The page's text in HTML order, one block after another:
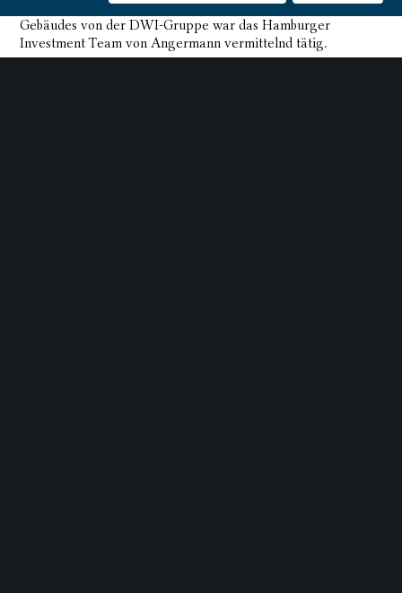
Pfandbriefbank AG bereitgestellt. Bei dem Erwerb des
Gebäudes von der DWI-Gruppe war das Hamburger
Investment Team von Angermann vermittelnd tätig.